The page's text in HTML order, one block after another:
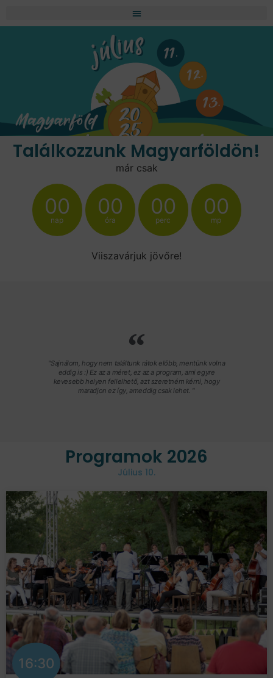
Találkozzunk Magyarföldön!
már csak
00
nap
00
óra
00
perc
00
mp
Viiszavárjuk jövőre!
"Sajnálom, hogy nem találtunk rátok előbb, mentünk volna
eddig is :) Ez az a méret, ez az a program, ami egyre
kevesebb helyen fellelhető, azt szeretném kérni, hogy
maradjon ez így, ameddig csak lehet. "
Programok 2026
Július 10.
16:30